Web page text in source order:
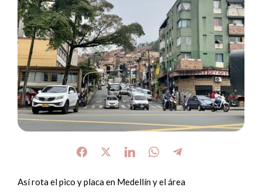
Así rota el pico y placa en Medellín y el área